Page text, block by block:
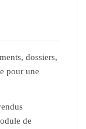
dossiers,
pour une
de